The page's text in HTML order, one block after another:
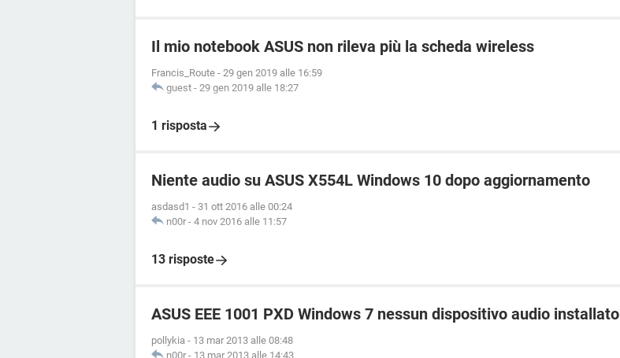
Il mio notebook ASUS non rileva più la scheda wireless
Francis_Route - 29 gen 2019 alle 16:59
guest - 29 gen 2019 alle 18:27
1 risposta
Niente audio su ASUS X554L Windows 10 dopo aggiornamento
asdasd1 - 31 ott 2016 alle 00:24
n00r - 4 nov 2016 alle 11:57
13 risposte
ASUS EEE 1001 PXD Windows 7 nessun dispositivo audio installato
pollykia - 13 mar 2013 alle 08:48
n00r - 13 mar 2013 alle 14:43